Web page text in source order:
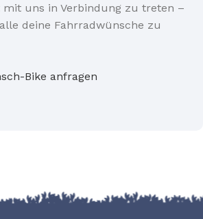
uns in Verbindung zu treten –
deine Fahrradwünsche zu
Bike anfragen